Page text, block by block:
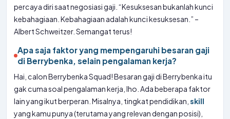
percaya diri saat negosiasi gaji. “Kesuksesan bukanlah kunci
kebahagiaan. Kebahagiaan adalah kunci kesuksesan.” –
Albert Schweitzer. Semangat terus!
Apa saja faktor yang mempengaruhi besaran gaji
di Berrybenka, selain pengalaman kerja?
Hai, calon Berrybenka Squad! Besaran gaji di Berrybenka itu
gak cuma soal pengalaman kerja, lho. Ada beberapa faktor
lain yang ikut berperan. Misalnya, tingkat pendidikan, skill
yang kamu punya (terutama yang relevan dengan posisi),